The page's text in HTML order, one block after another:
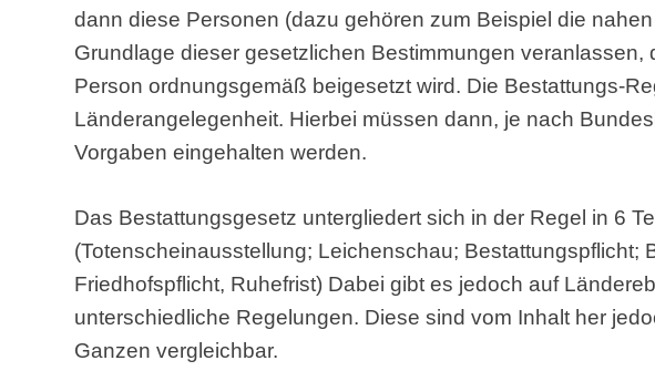
dann diese Personen (dazu gehören zum Beispiel die
Grundlage dieser gesetzlichen Bestimmungen veranlassen,
Person ordnungsgemäß beigesetzt wird. Die Bestattungs-
Länderangelegenheit. Hierbei müssen dann, je nach
Vorgaben eingehalten werden.
Das Bestattungsgesetz untergliedert sich in der Regel in 6
(Totenscheinausstellung; Leichenschau; Bestattungspflicht;
Friedhofspflicht, Ruhefrist) Dabei gibt es jedoch auf
unterschiedliche Regelungen. Diese sind vom Inhalt her
Ganzen vergleichbar.